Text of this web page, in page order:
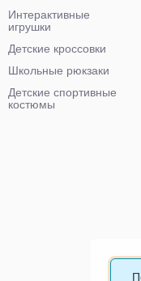
Интерактивные
игрушки
Детские кроссовки
Школьные рюкзаки
Детские спортивные
костюмы